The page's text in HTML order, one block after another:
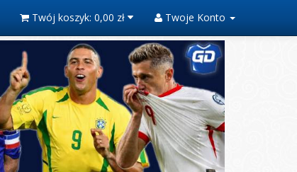
Twój koszyk: 0,00 zł Twoje Konto